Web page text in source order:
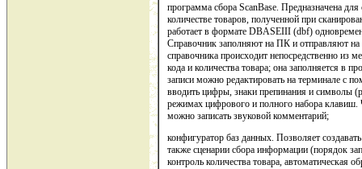
программа сбора ScanBase. Предназначена
количестве товаров, полученной при
работает в формате DBASEIII (dbf)
Справочник заполняют на ПК и отправляют на
справочника происходит непосредственно из
кода и количества товара; она заполняется в
записи можно редактировать на терминале с
вводить цифры, знаки препинания и символы
режимах цифрового и полного набора
можно записать звуковой комментарий;
конфигуратор баз данных. Позволяет
также сценарии сбора информации (порядок
контроль количества товара, автоматическая